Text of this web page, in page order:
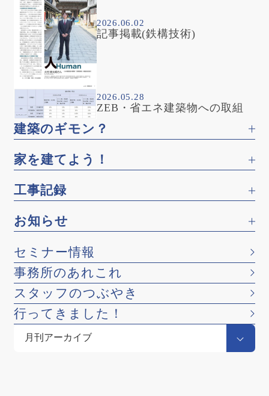
2026.06.02
記事掲載(鉄構技術)
2026.05.28
ZEB・省エネ建築物への取組
建築のギモン？
家を建てよう！
工事記録
お知らせ
セミナー情報
事務所のあれこれ
スタッフのつぶやき
行ってきました！